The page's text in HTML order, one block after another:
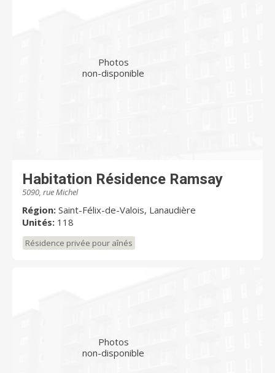
Photos
non-disponible
Habitation Résidence Ramsay
5090, rue Michel
Région: Saint-Félix-de-Valois, Lanaudière
Unités: 118
Résidence privée pour aînés
Photos
non-disponible